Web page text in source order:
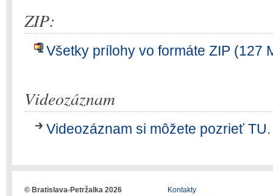
ZIP:
Všetky prílohy vo formáte ZIP (127
Videozáznam
Videozáznam si môžete pozrieť TU.
© Bratislava-Petržalka 2026
Kontakty